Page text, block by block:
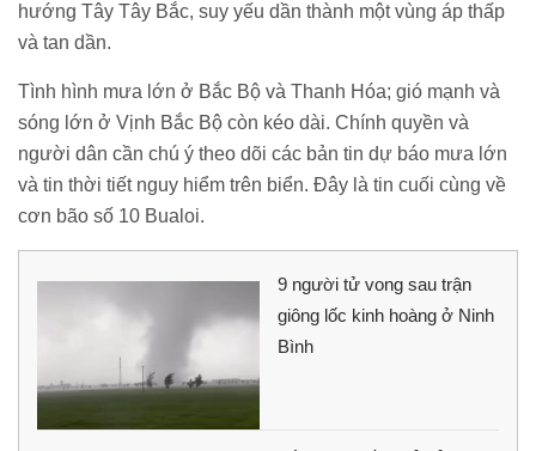
hướng Tây Tây Bắc, suy yếu dần thành một vùng áp thấp
và tan dần.
Tình hình mưa lớn ở Bắc Bộ và Thanh Hóa; gió mạnh và
sóng lớn ở Vịnh Bắc Bộ còn kéo dài. Chính quyền và
người dân cần chú ý theo dõi các bản tin dự báo mưa lớn
và tin thời tiết nguy hiểm trên biển. Đây là tin cuối cùng về
cơn bão số 10 Bualoi.
9 người tử vong sau trận
giông lốc kinh hoàng ở Ninh
Bình